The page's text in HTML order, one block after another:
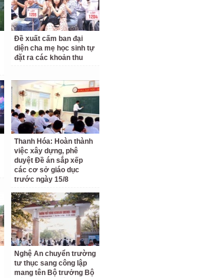
Đề xuất cấm ban đại
diện cha mẹ học sinh tự
đặt ra các khoản thu
Thanh Hóa: Hoàn thành
việc xây dựng, phê
duyệt Đề án sắp xếp
các cơ sở giáo dục
trước ngày 15/8
Nghệ An chuyển trường
tư thục sang công lập
mang tên Bộ trưởng Bộ